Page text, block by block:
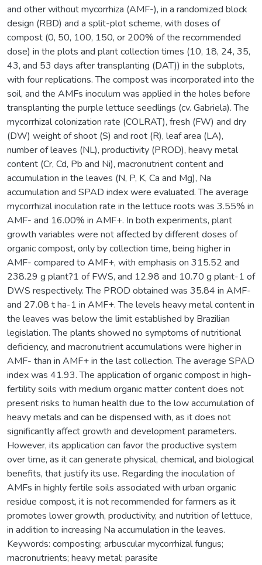
and other without mycorrhiza (AMF-), in a randomized block
design (RBD) and a split-plot scheme, with doses of
compost (0, 50, 100, 150, or 200% of the recommended
dose) in the plots and plant collection times (10, 18, 24, 35,
43, and 53 days after transplanting (DAT)) in the subplots,
with four replications. The compost was incorporated into the
soil, and the AMFs inoculum was applied in the holes before
transplanting the purple lettuce seedlings (cv. Gabriela). The
mycorrhizal colonization rate (COLRAT), fresh (FW) and dry
(DW) weight of shoot (S) and root (R), leaf area (LA),
number of leaves (NL), productivity (PROD), heavy metal
content (Cr, Cd, Pb and Ni), macronutrient content and
accumulation in the leaves (N, P, K, Ca and Mg), Na
accumulation and SPAD index were evaluated. The average
mycorrhizal inoculation rate in the lettuce roots was 3.55% in
AMF- and 16.00% in AMF+. In both experiments, plant
growth variables were not affected by different doses of
organic compost, only by collection time, being higher in
AMF- compared to AMF+, with emphasis on 315.52 and
238.29 g plant?1 of FWS, and 12.98 and 10.70 g plant-1 of
DWS respectively. The PROD obtained was 35.84 in AMF-
and 27.08 t ha-1 in AMF+. The levels heavy metal content in
the leaves was below the limit established by Brazilian
legislation. The plants showed no symptoms of nutritional
deficiency, and macronutrient accumulations were higher in
AMF- than in AMF+ in the last collection. The average SPAD
index was 41.93. The application of organic compost in high-
fertility soils with medium organic matter content does not
present risks to human health due to the low accumulation of
heavy metals and can be dispensed with, as it does not
significantly affect growth and development parameters.
However, its application can favor the productive system
over time, as it can generate physical, chemical, and biological
benefits, that justify its use. Regarding the inoculation of
AMFs in highly fertile soils associated with urban organic
residue compost, it is not recommended for farmers as it
promotes lower growth, productivity, and nutrition of lettuce,
in addition to increasing Na accumulation in the leaves.
Keywords: composting; arbuscular mycorrhizal fungus;
macronutrients; heavy metal; parasite